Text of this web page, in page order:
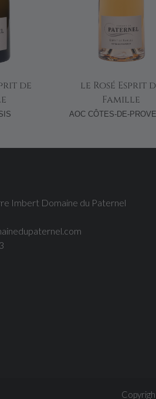
de
le Rosé Esprit
Famille
AOC CÔTES-DE-
Imbert Domaine du Paternel